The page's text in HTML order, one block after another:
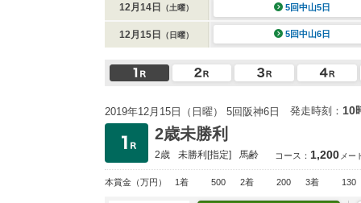
12月14日 （土曜） 5回中山5日
12月15日 （日曜） 5回中山6日
2019年12月15日（日曜） 5回阪神6日 発走時刻： 10
2歳未勝利
2歳 未勝利[指定] 馬齢 コース： 1,200 メー
本賞金 （万円） 1着 500 2着 200 3着 130